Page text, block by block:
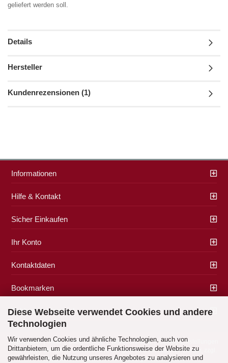
Diese Webseite verwendet Cookies und andere
Technologien
Wir verwenden Cookies und ähnliche Technologien, auch von
Drittanbietern, um die ordentliche Funktionsweise der Website zu
gewährleisten, die Nutzung unseres Angebotes zu analysieren und
geliefert werden soll.
Details
Hersteller
Kundenrezensionen (1)
Informationen
Hilfe & Kontakt
Sicher Einkaufen
Ihr Konto
Kontaktdaten
Bookmarken
Zahlung & Versand
Impressum|AGB|Datenschutz|Widerrufsrecht| Cookie Einstellungen
Alle Preise verstehen sich inklusive der gesetzlichen Mehrwertsteuer, zzgl.
Versandkostensoweit nicht anders gekennzeichnet.